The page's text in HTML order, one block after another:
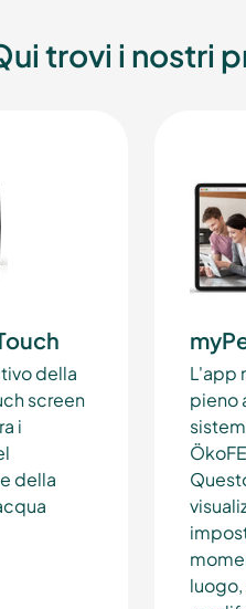
trovi i nostri
della
screen
i
della
L'app
pieno